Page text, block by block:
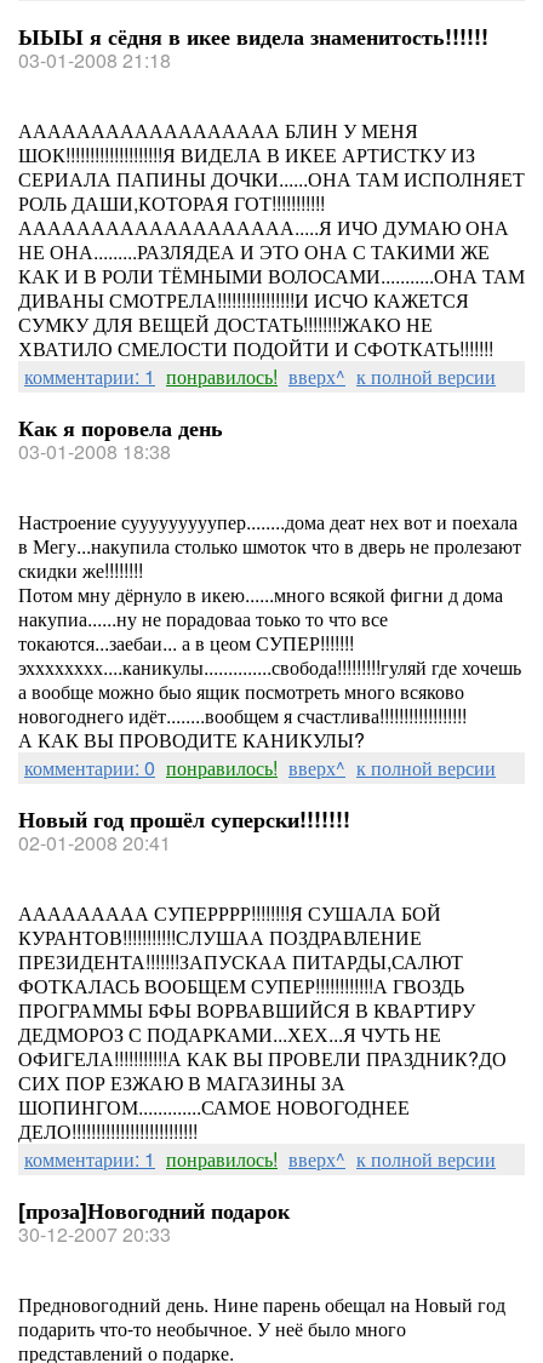
ЫЫЫ я сёдня в икее видела знаменитость!!!!!!
03-01-2008 21:18
АААААААААААААААААА БЛИН У МЕНЯ
ШОК!!!!!!!!!!!!!!!!!!!!Я ВИДЕЛА В ИКЕЕ АРТИСТКУ ИЗ
СЕРИАЛА ПАПИНЫ ДОЧКИ......ОНА ТАМ ИСПОЛНЯЕТ
РОЛЬ ДАШИ,КОТОРАЯ ГОТ!!!!!!!!!!!
ААААААААААААААААААА.....Я ИЧО ДУМАЮ ОНА
НЕ ОНА.........РАЗЛЯДЕА И ЭТО ОНА С ТАКИМИ ЖЕ
КАК И В РОЛИ ТЁМНЫМИ ВОЛОСАМИ...........ОНА ТАМ
ДИВАНЫ СМОТРЕЛА!!!!!!!!!!!!!!!!И ИСЧО КАЖЕТСЯ
СУМКУ ДЛЯ ВЕЩЕЙ ДОСТАТЬ!!!!!!!!ЖАКО НЕ
ХВАТИЛО СМЕЛОСТИ ПОДОЙТИ И СФОТКАТЬ!!!!!!!
комментарии: 1 понравилось! вверх^ к полной версии
Как я поровела день
03-01-2008 18:38
Настроение сууууууууупер........дома деат нех вот и поехала
в Мегу...накупила столько шмоток что в дверь не пролезают
скидки же!!!!!!!!
Потом мну дёрнуло в икею......много всякой фигни д дома
накупиа......ну не порадоваа тоько то что все
токаются...заебаи... а в цеом СУПЕР!!!!!!!
эхххххххх....каникулы..............свобода!!!!!!!!!гуляй где хочешь
а вообще можно быо ящик посмотреть много всяково
новогоднего идёт........вообщем я счастлива!!!!!!!!!!!!!!!!!!
А КАК ВЫ ПРОВОДИТЕ КАНИКУЛЫ?
комментарии: 0 понравилось! вверх^ к полной версии
Новый год прошёл суперски!!!!!!!
02-01-2008 20:41
ААААААААА СУПЕРРРР!!!!!!!!Я СУШАЛА БОЙ
КУРАНТОВ!!!!!!!!!!!СЛУШАА ПОЗДРАВЛЕНИЕ
ПРЕЗИДЕНТА!!!!!!!ЗАПУСКАА ПИТАРДЫ,САЛЮТ
ФОТКАЛАСЬ ВООБЩЕМ СУПЕР!!!!!!!!!!!!А ГВОЗДЬ
ПРОГРАММЫ БФЫ ВОРВАВШИЙСЯ В КВАРТИРУ
ДЕДМОРОЗ С ПОДАРКАМИ...ХЕХ...Я ЧУТЬ НЕ
ОФИГЕЛА!!!!!!!!!!!А КАК ВЫ ПРОВЕЛИ ПРАЗДНИК?ДО
СИХ ПОР ЕЗЖАЮ В МАГАЗИНЫ ЗА
ШОПИНГОМ.............САМОЕ НОВОГОДНЕЕ
ДЕЛО!!!!!!!!!!!!!!!!!!!!!!!!!!
комментарии: 1 понравилось! вверх^ к полной версии
[проза]Новогодний подарок
30-12-2007 20:33
Предновогодний день. Нине парень обещал на Новый год
подарить что-то необычное. У неё было много
представлений о подарке.